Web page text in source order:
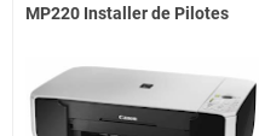
MP220 Installer de Pilotes